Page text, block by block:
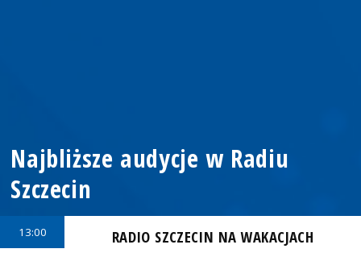
Najbliższe audycje w Radiu
Szczecin
13:00 RADIO SZCZECIN NA WAKACJACH